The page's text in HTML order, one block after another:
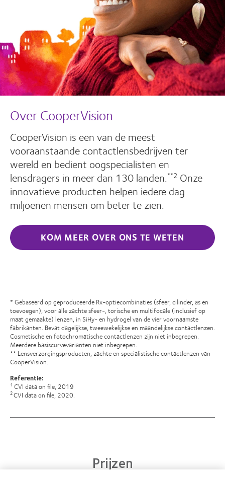
Over CooperVision
CooperVision is een van de meest
vooraanstaande contactlensbedrijven ter
wereld en bedient oogspecialisten en
lensdragers in meer dan 130 landen.**2 Onze
innovatieve producten helpen iedere dag
miljoenen mensen om beter te zien.
KOM MEER OVER ONS TE WETEN
* Gebaseerd op geproduceerde Rx-optiecombinaties (sfeer, cilinder, as en
toevoegen), voor alle zachte sfeer-, torische en multifocale (inclusief op
maat gemaakte) lenzen, in SiHy- en hydrogel van de vier voornaamste
fabrikanten. Bevat dagelijkse, tweewekelijkse en maandelijkse contactlenzen.
Cosmetische en fotochromatische contactlenzen zijn niet inbegrepen.
Meerdere basiscurvevarianten niet inbegrepen.
** Lensverzorgingsproducten, zachte en specialistische contactlenzen van
CooperVision.
Referentie:
1 CVI data on file, 2019
2CVI data on file, 2020.
Prijzen